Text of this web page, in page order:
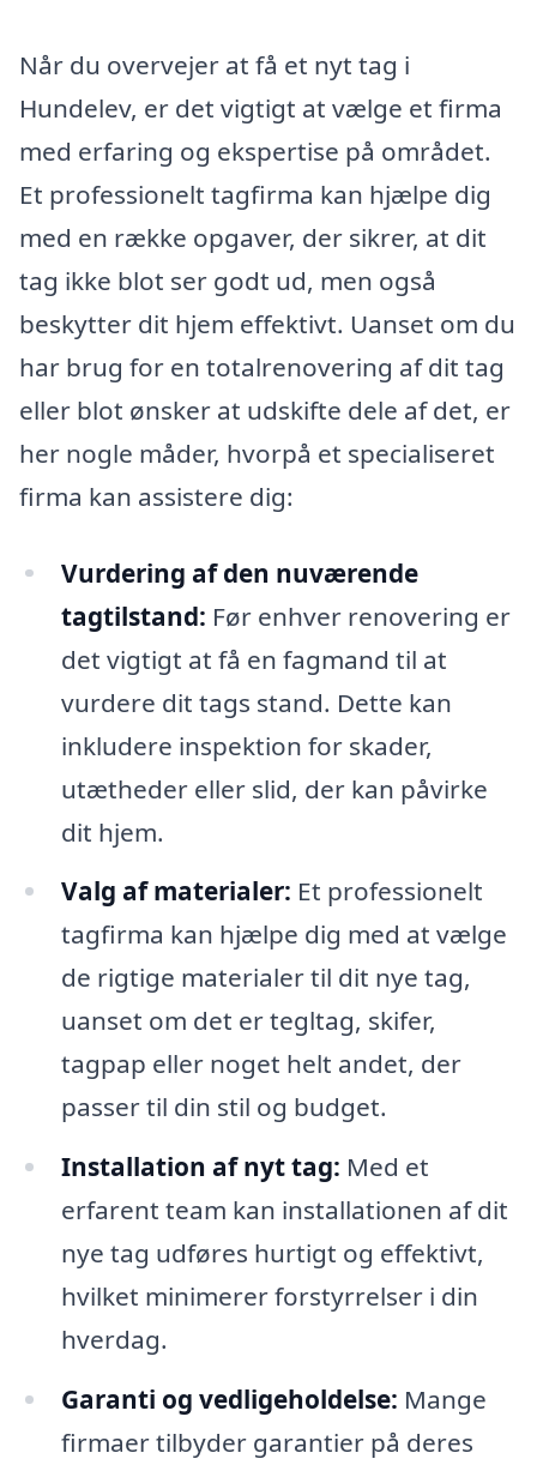
Når du overvejer at få et nyt tag i
Hundelev, er det vigtigt at vælge et firma
med erfaring og ekspertise på området.
Et professionelt tagfirma kan hjælpe dig
med en række opgaver, der sikrer, at dit
tag ikke blot ser godt ud, men også
beskytter dit hjem effektivt. Uanset om du
har brug for en totalrenovering af dit tag
eller blot ønsker at udskifte dele af det, er
her nogle måder, hvorpå et specialiseret
firma kan assistere dig:
Vurdering af den nuværende
tagtilstand: Før enhver renovering er
det vigtigt at få en fagmand til at
vurdere dit tags stand. Dette kan
inkludere inspektion for skader,
utætheder eller slid, der kan påvirke
dit hjem.
Valg af materialer: Et professionelt
tagfirma kan hjælpe dig med at vælge
de rigtige materialer til dit nye tag,
uanset om det er tegltag, skifer,
tagpap eller noget helt andet, der
passer til din stil og budget.
Installation af nyt tag: Med et
erfarent team kan installationen af dit
nye tag udføres hurtigt og effektivt,
hvilket minimerer forstyrrelser i din
hverdag.
Garanti og vedligeholdelse: Mange
firmaer tilbyder garantier på deres